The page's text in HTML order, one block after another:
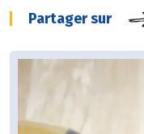
Partager sur